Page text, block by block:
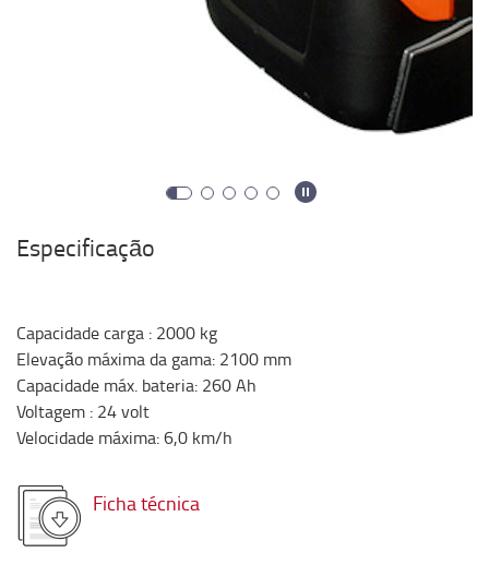
Especificação
Capacidade carga : 2000 kg
Elevação máxima da gama: 2100 mm
Capacidade máx. bateria: 260Ah
Voltagem : 24volt
Velocidade máxima:6,0 km/h
Ficha técnica